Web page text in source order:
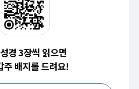
경 3장씩 읽으면
주 배지를 드려요!